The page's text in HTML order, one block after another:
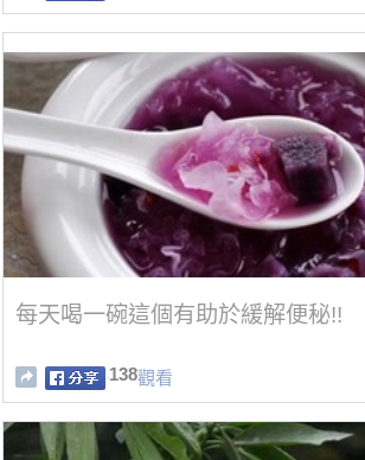
每天喝一碗這個有助於緩解便秘!!
138觀看